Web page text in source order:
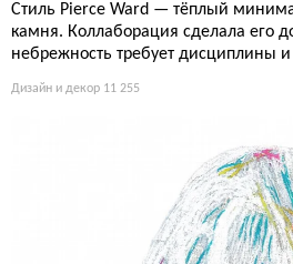
Стиль Pierce Ward — тёплый
камня. Коллаборация сделала его
небрежность требует дисциплины и
Дизайн и декор 11 255